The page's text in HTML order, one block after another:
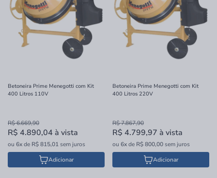
Betoneira Prime Menegotti com Kit
400 Litros 110V
R$ 6.669,90
R$ 4.890,04 à vista
ou 6xde R$ 815,01sem juros
Adicionar
Betoneira Prime Menegotti com Kit
400 Litros 220V
R$ 7.867,90
R$ 4.799,97 à vista
ou 6xde R$ 800,00sem juros
Adicionar